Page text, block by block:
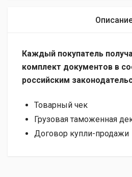
Каждый покупатель
комплект документов в
российским
Товарный чек
Грузовая таможенная
Договор купли-продажи